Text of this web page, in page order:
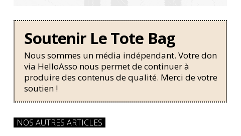
Soutenir Le Tote Bag
Nous sommes un média indépendant. Votre don
via HelloAsso nous permet de continuer à
produire des contenus de qualité. Merci de votre
soutien !
NOS AUTRES ARTICLES